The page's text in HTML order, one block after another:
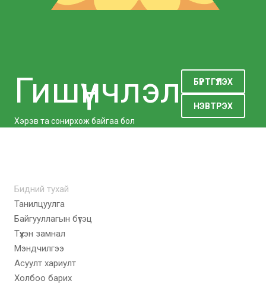
Гишүүнчлэл
Хэрэв та сонирхож байгаа бол
БҮРТГҮҮЛЭХ
НЭВТРЭХ
Бидний тухай
Танилцуулга
Байгууллагын бүтэц
Түүхэн замнал
Мэндчилгээ
Асуулт хариулт
Холбоо барих